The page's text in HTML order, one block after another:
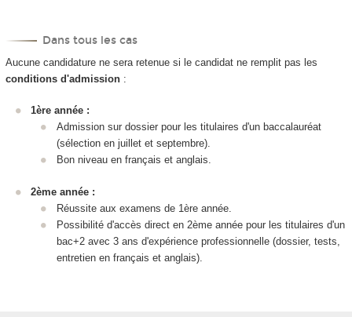
Dans tous les cas
Aucune candidature ne sera retenue si le candidat ne remplit pas les
conditions d'admission:
1ère année :
Admission sur dossier pour les titulaires d'un baccalauréat
(sélection en juillet et septembre).
Bon niveau en français et anglais.
2ème année :
Réussite aux examens de 1ère année.
Possibilité d'accès direct en 2ème année pour les titulaires d'un
bac+2 avec 3 ans d'expérience professionnelle (dossier, tests,
entretien en français et anglais).